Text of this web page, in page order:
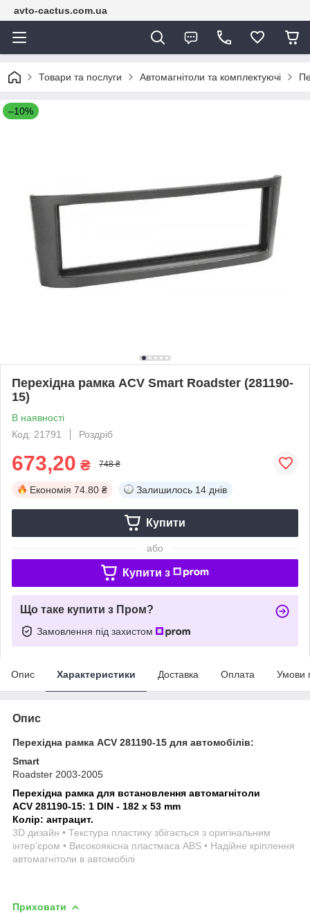
avto-cactus.com.ua
Товари та послуги Автомагнітоли та комплектуючі
–10%
Перехідна рамка ACV Smart Roadster (281190-
15)
В наявності
Код: 21791
Роздріб
673,20 ₴ 748 ₴
Економія 74.80 ₴ Залишилось 14 днів
Купити
або
Купити з
Що таке купити з Пром?
Замовлення під захистом
Опис Характеристики Доставка Оплата Умови
Опис
Перехідна рамка ACV 281190-15 для автомобілів:
Smart
Roadster 2003-2005
Перехідна рамка для встановлення автомагнітоли
ACV 281190-15: 1 DIN - 182 x 53 mm
Колір: антрацит.
3D дизайн • Текстура пластику збігається з оригінальним
інтер'єром • Високоякісна пластмаса ABS • Надійне кріплення
автомагнітоли в автомобілі
Приховати